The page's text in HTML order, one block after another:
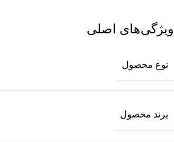
ویژگی‌های اصلی
نوع محصول
برند محصول